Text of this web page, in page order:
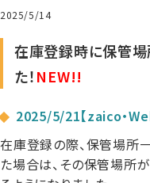
2025/5/14
在庫登録時に保管
た！NEW!!
2025/5/21【zaico・
在庫登録の際、保管場所
た場合は、その保管場所